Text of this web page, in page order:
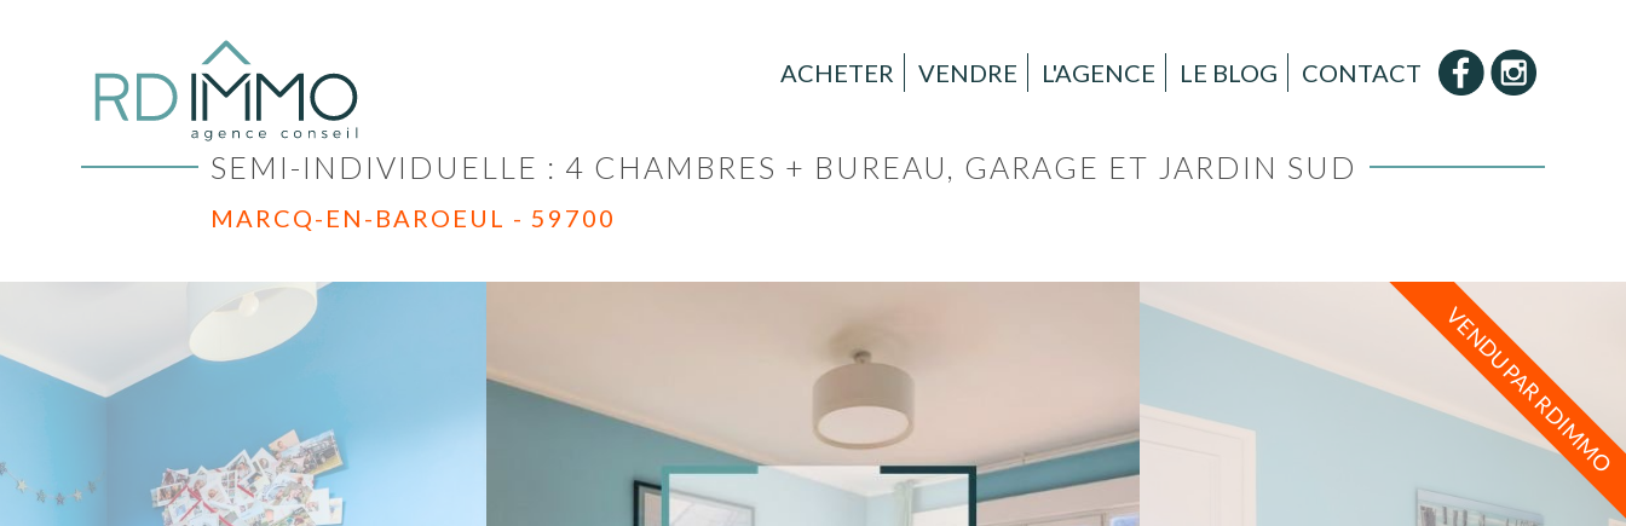
ACHETER VENDRE L'AGENCE LE BLOG CONTACT
SEMI-INDIVIDUELLE : 4 CHAMBRES + BUREAU, GARAGE ET JARDIN SUD
MARCQ-EN-BAROEUL - 59700
VENDU PAR RDIMMO